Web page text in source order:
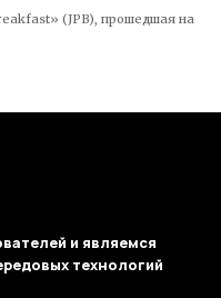
(JPB), прошедшая на
и являемся
технологий